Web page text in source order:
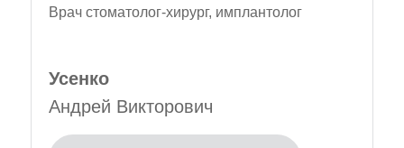
Усенко
Андрей Викторович
Врач стоматолог-хирург, имплантолог